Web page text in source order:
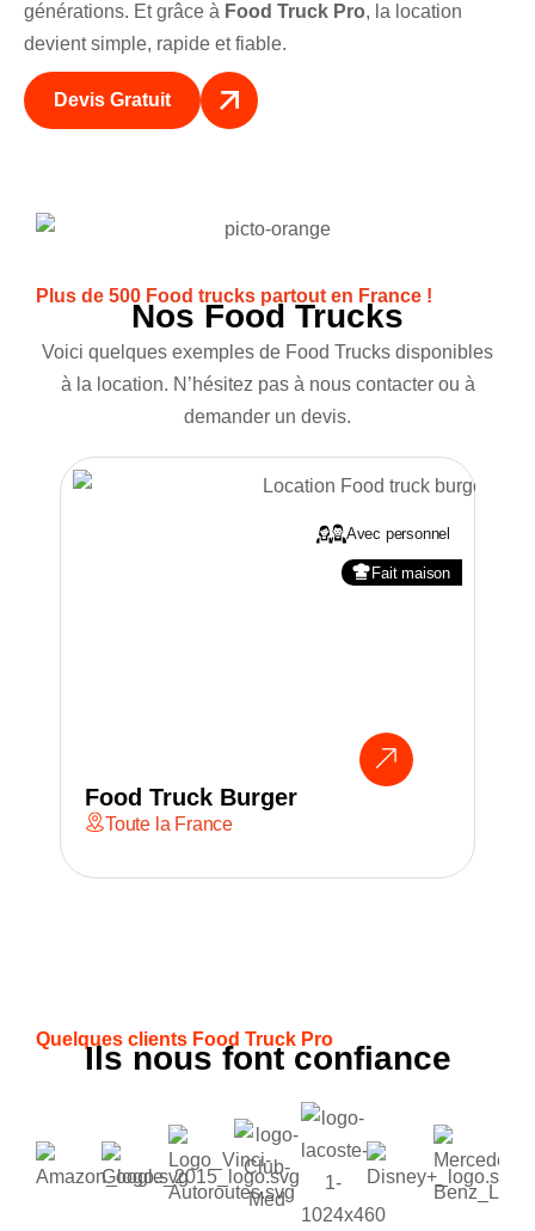
générations. Et grâce à Food Truck Pro, la location
devient simple, rapide et fiable.
Devis Gratuit
Plus de 500 Food trucks partout en France !
Nos Food Trucks
Voici quelques exemples de Food Trucks disponibles
à la location. N’hésitez pas à nous contacter ou à
demander un devis.
Food Truck Burger
Toute la France
Avec personnel
Fait maison
Quelques clients Food Truck Pro
Ils nous font confiance